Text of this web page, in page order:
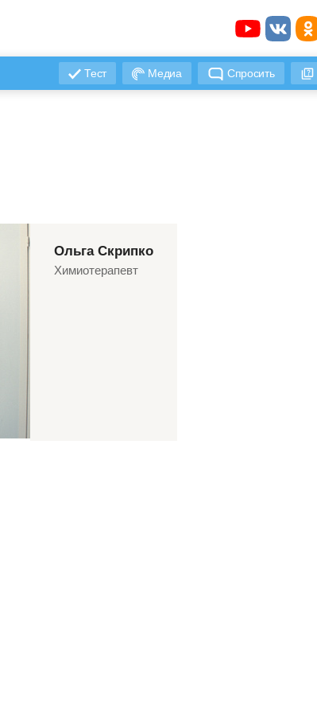
Тест Медиа Спросить
Ольга Скрипко
Химиотерапевт